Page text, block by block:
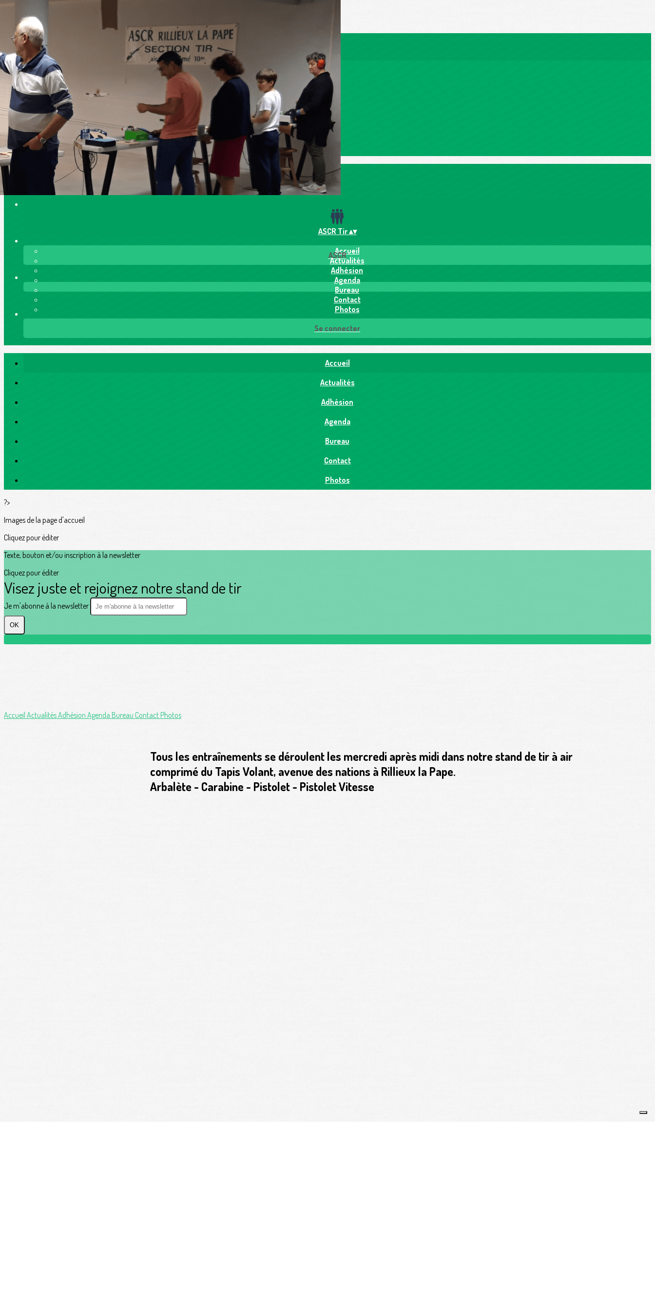
Exporter toutes les colonnes
Exporter uniquement les colonnes affichées
Menu
<
>
Accueil
Actualités
Adhésion
Agenda
Bureau
Contact
Photos
Ajoutez un logo, un bouton, des réseaux sociaux
Cliquez pour éditer
ASCR Tir▴▾
Accueil
Actualités
Adhésion
Agenda
Bureau
Contact
Photos
ASCR
Se connecter
Accueil
Actualités
Adhésion
Agenda
Bureau
Contact
Photos
?>
Images de la page d'accueil
Cliquez pour éditer
Texte, bouton et/ou inscription à la newsletter
Cliquez pour éditer
Visez juste et rejoignez notre stand de tir
Je m'abonne à la newsletter
OK
Accueil ActualitésAdhésion Agenda Bureau ContactPhotos
Tous les entraînements se déroulent les mercredi après midi dans notre stand de tir à air
comprimé du Tapis Volant, avenue des nations à Rillieux la Pape.
Arbalète - Carabine - Pistolet - Pistolet Vitesse